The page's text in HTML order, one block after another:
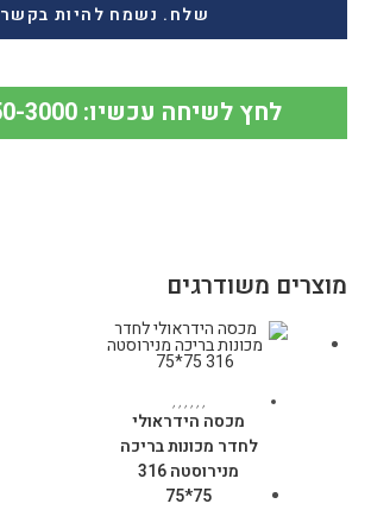
שלח. נשמח להיות בקשר
לחץ לשיחה עכשיו: 055-550-3000
מוצרים משודרגים
,
,
,
,
,
,
מכסה הידראולי
לחדר מכונות בריכה
מנירוסטה 316
75*75